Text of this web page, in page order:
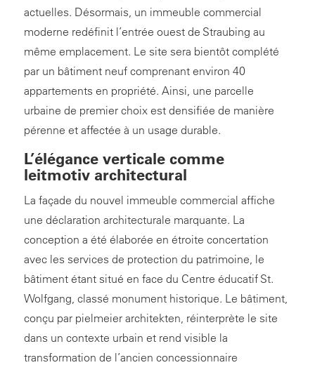
actuelles. Désormais, un immeuble commercial
moderne redéfinit l’entrée ouest de Straubing au
même emplacement. Le site sera bientôt complété
par un bâtiment neuf comprenant environ 40
appartements en propriété. Ainsi, une parcelle
urbaine de premier choix est densifiée de manière
pérenne et affectée à un usage durable.
L’élégance verticale comme
leitmotiv architectural
La façade du nouvel immeuble commercial affiche
une déclaration architecturale marquante. La
conception a été élaborée en étroite concertation
avec les services de protection du patrimoine, le
bâtiment étant situé en face du Centre éducatif St.
Wolfgang, classé monument historique. Le bâtiment,
conçu par pielmeier architekten, réinterprète le site
dans un contexte urbain et rend visible la
transformation de l’ancien concessionnaire